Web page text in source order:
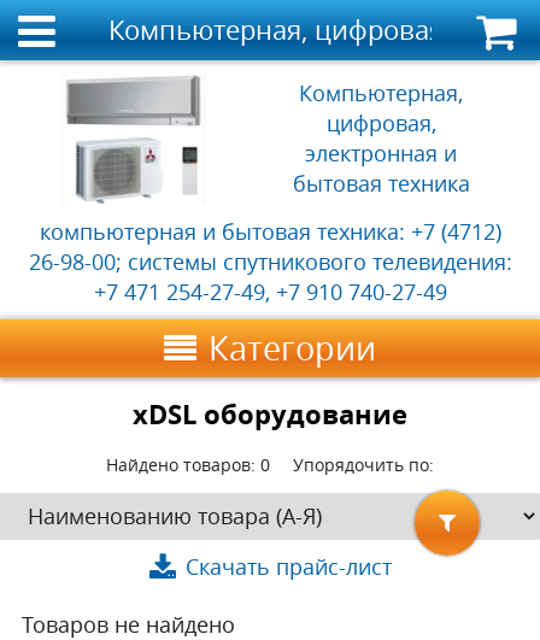
Компьютерная, цифровая,
Компьютерная,
цифровая,
электронная и
бытовая техника
компьютерная и бытовая техника: +7 (4712)
26-98-00; системы спутникового телевидения:
+7 471 254-27-49, +7 910 740-27-49
Категории
xDSL оборудование
Найдено товаров: 0 Упорядочить по:
Скачать прайс-лист
Товаров не найдено